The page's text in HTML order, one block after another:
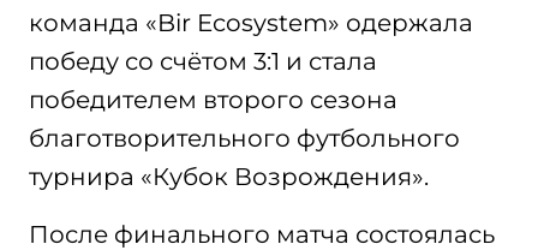
команда «Bir Ecosystem» одержала
победу со счётом 3:1 и стала
победителем второго сезона
благотворительного футбольного
турнира «Кубок Возрождения».
После финального матча состоялась